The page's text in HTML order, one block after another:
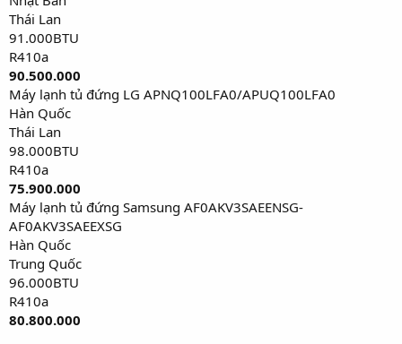
Thái Lan
91.000BTU
R410a
90.500.000
Máy lạnh tủ đứng LG APNQ100LFA0/APUQ100LFA0
Hàn Quốc
Thái Lan
98.000BTU
R410a
75.900.000
Máy lạnh tủ đứng Samsung AF0AKV3SAEENSG-
AF0AKV3SAEEXSG
Hàn Quốc
Trung Quốc
96.000BTU
R410a
80.800.000